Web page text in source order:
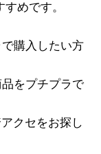
めです。
購入したい方
をプチプラで
クセをお探し